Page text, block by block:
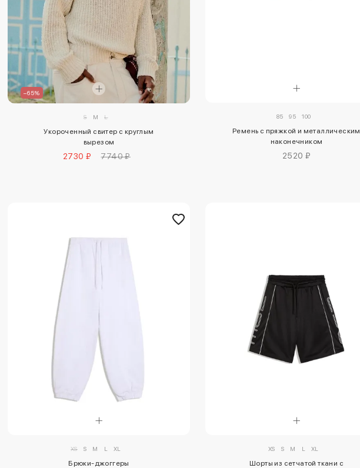
–65%
S M L
Укороченный свитер с круглым
вырезом
2730 ₽ 7740 ₽
85 95 100
Ремень с пряжкой и металлическим
наконечником
2520 ₽
XS S M L XL
Брюки-джоггеры
XS S M L XL
Шорты из сетчатой ткани с